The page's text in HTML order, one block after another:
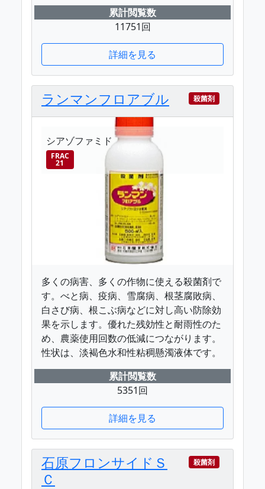
累計閲覧数
11751回
詳細を見る
ランマンフロアブル 殺菌剤
シアゾファミド
FRAC
21
多くの病害、多くの作物に使える殺菌剤で
す。べと病、疫病、雪腐病、根茎腐敗病、
白さび病、根こぶ病などに対し高い防除効
果を示します。優れた残効性と耐雨性のた
め、農薬使用回数の低減につながります。
性状は、淡褐色水和性粘稠懸濁液体です。
累計閲覧数
5351回
詳細を見る
石原フロンサイドＳ
Ｃ
殺菌剤